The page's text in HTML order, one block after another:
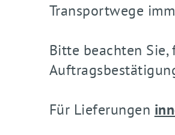
Transportwege
Bitte beachten Sie,
Für Lieferungen